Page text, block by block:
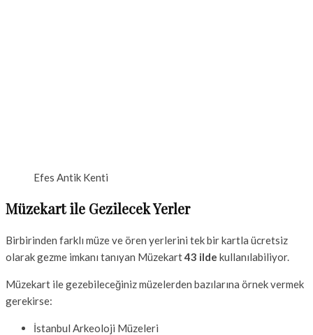
Efes Antik Kenti
Müzekart ile Gezilecek Yerler
Birbirinden farklı müze ve ören yerlerini tek bir kartla ücretsiz
olarak gezme imkanı tanıyan Müzekart43 ilde kullanılabiliyor.
Müzekart ile gezebileceğiniz müzelerden bazılarına örnek vermek
gerekirse:
İstanbul Arkeoloji Müzeleri